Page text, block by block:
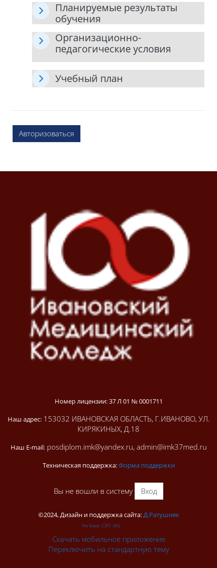
Планируемые результаты
обучения
Организационно-
педагогические условия
Учебный план
Авторизоваться
Номер лицензии: 37 Л 01 № 0001711
Наш адрес:153032 ИВАНОВСКАЯ ОБЛАСТЬ, Г.ИВАНОВО, УЛ.
КИРЯКИНЫХ, Д.18
Наш E-mail:posdiplom.imk@yandex.ru, admin@imk37med.ru
Техническая поддержка:Форма поддержки
Вы не вошли в систему Вход
©2024, Дизайн и поддержка сайта:Д.Ратушняк
На базе СЭО 3KL
Скачать мобильное приложение
Переключить на стандартную тему